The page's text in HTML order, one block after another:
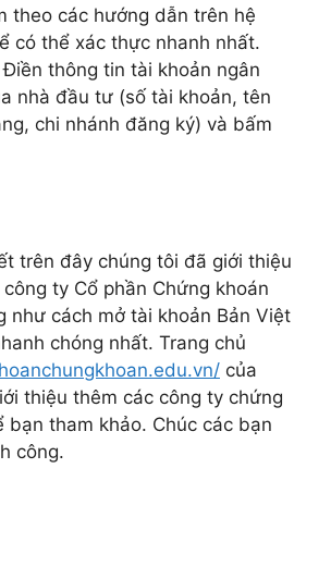
theo các hướng dẫn trên hệ
có thể xác thực nhanh nhất.
thông tin tài khoản ngân
nhà đầu tư (số tài khoản, tên
chi nhánh đăng ký) và bấm
trên đây chúng tôi đã giới thiệu
ty Cổ phần Chứng khoán
như cách mở tài khoản Bản Việt
chóng nhất. Trang chủ
của
thiệu thêm các công ty chứng
bạn tham khảo. Chúc các bạn
công.